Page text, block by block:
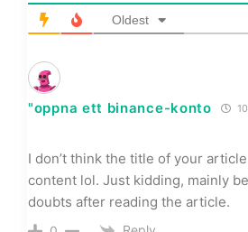
Oldest
"oppna ett binance-konto
I don’t think the title of your
content lol. Just kidding, mainly
doubts after reading the article.